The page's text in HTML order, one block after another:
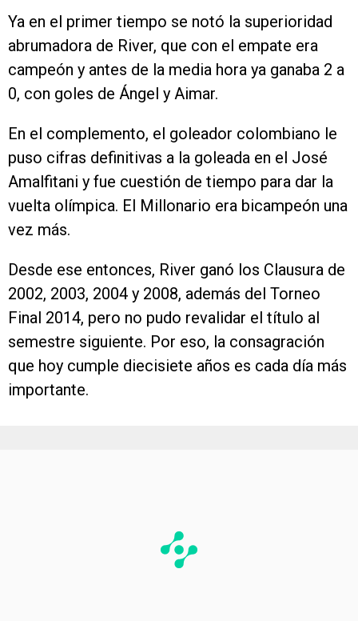
Ya en el primer tiempo se notó la superioridad
abrumadora de River, que con el empate era
campeón y antes de la media hora ya ganaba 2 a
0, con goles de Ángel y Aimar.
En el complemento, el goleador colombiano le
puso cifras definitivas a la goleada en el José
Amalfitani y fue cuestión de tiempo para dar la
vuelta olímpica. El Millonario era bicampeón una
vez más.
Desde ese entonces, River ganó los Clausura de
2002, 2003, 2004 y 2008, además del Torneo
Final 2014, pero no pudo revalidar el título al
semestre siguiente. Por eso, la consagración
que hoy cumple diecisiete años es cada día más
importante.